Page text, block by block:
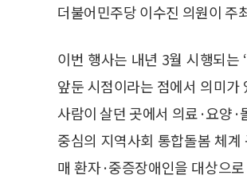
더불어민주당 이수진 의원이 주
이번 행사는 내년 3월 시행되는
앞둔 시점이라는 점에서 의미
사람이 살던 곳에서 의료·요양·
중심의 지역사회 통합돌봄 체
매 환자·중증장애인을 대상으